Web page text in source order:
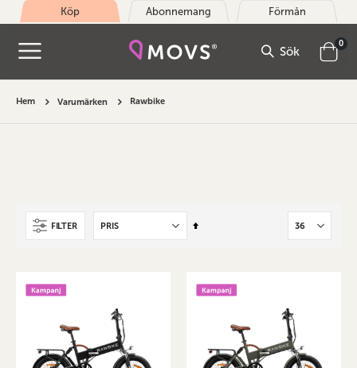
Köp Abonnemang Förmån
Sök Cart
0
Hem Varumärken Rawbike
FILTER
Sätt